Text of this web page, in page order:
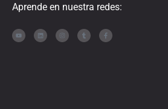
Aprende en nuestra redes: